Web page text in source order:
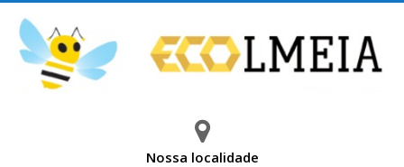
content
Nossa localidade